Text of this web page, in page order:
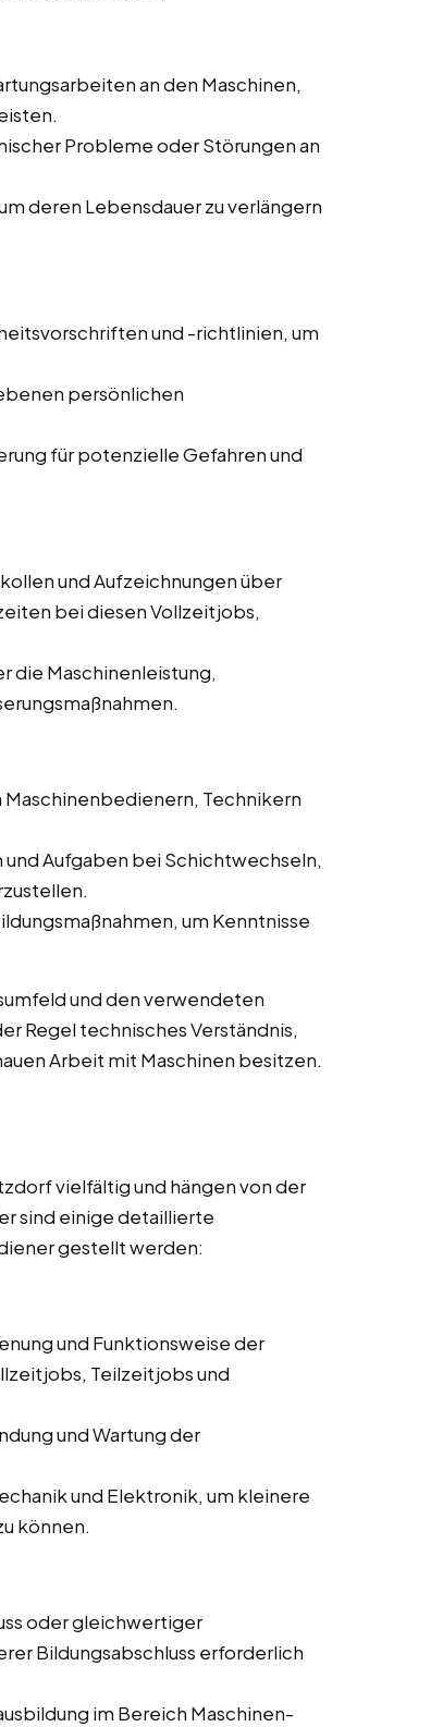
an den Maschinen,
Probleme oder Störungen an
deren Lebensdauer zu verlängern
und -richtlinien, um
persönlichen
für potenzielle Gefahren und
und Aufzeichnungen über
bei diesen Vollzeitjobs,
die Maschinenleistung,
Technikern
Aufgaben bei Schichtwechseln,
um Kenntnisse
und den verwendeten
Regel technisches Verständnis,
Arbeit mit Maschinen besitzen.
vielfältig und hängen von der
sind einige detaillierte
gestellt werden:
und Funktionsweise der
Teilzeitjobs und
und Wartung der
und Elektronik, um kleinere
können.
oder gleichwertiger
Bildungsabschluss erforderlich
im Bereich Maschinen-